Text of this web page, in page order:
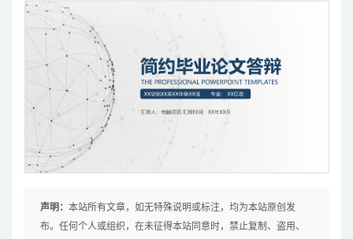
声明： 本站所有文章，如无特殊说明或标注，均为本站原创发
布。任何个人或组织，在未征得本站同意时，禁止复制、盗用、